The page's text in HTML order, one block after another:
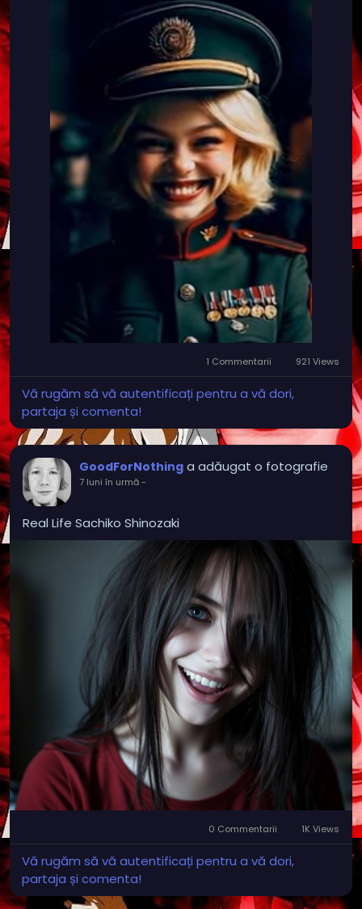
1 Commentarii 921 Views
Vă rugăm să vă autentificați pentru a vă dori,
partaja și comenta!
GoodForNothing a adăugat o fotografie
7 luni în urmă-
Real Life Sachiko Shinozaki
0 Commentarii 1K Views
Vă rugăm să vă autentificați pentru a vă dori,
partaja și comenta!